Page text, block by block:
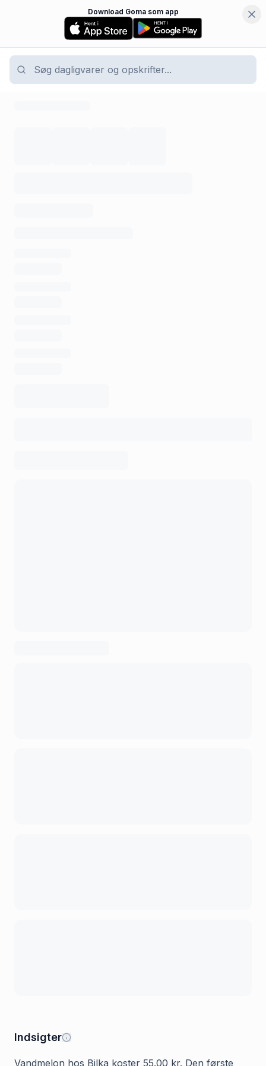
Download Goma som app
Indsigter
Vandmelon hos Bilka koster 55.00 kr. Den første